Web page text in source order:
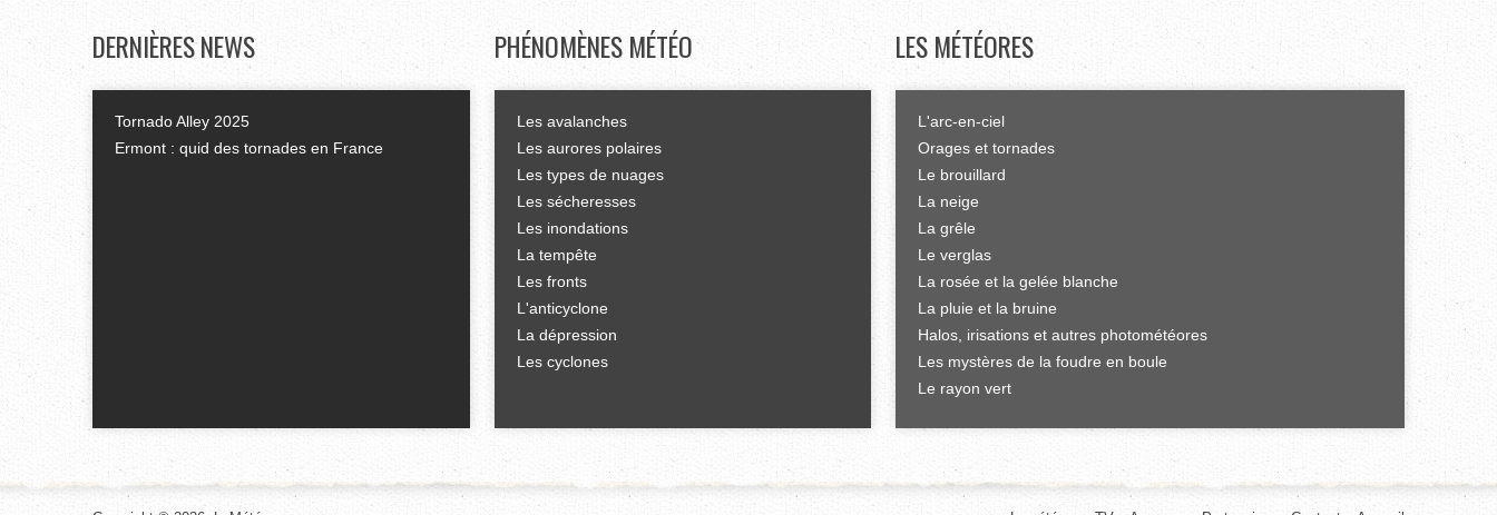
DERNIÈRESNEWS
Tornado Alley 2025
Ermont : quid des tornades en France
PHÉNOMÈNES MÉTÉO
Les avalanches
Les aurores polaires
Les types de nuages
Les sécheresses
Les inondations
La tempête
Les fronts
L'anticyclone
La dépression
Les cyclones
LES MÉTÉORES
L'arc-en-ciel
Orages et tornades
Le brouillard
La neige
La grêle
Le verglas
La rosée et la gelée blanche
La pluie et la bruine
Halos, irisations et autres photométéores
Les mystères de la foudre en boule
Le rayon vert